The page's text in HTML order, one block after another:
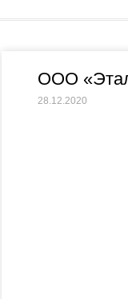
ООО
28.12.2020